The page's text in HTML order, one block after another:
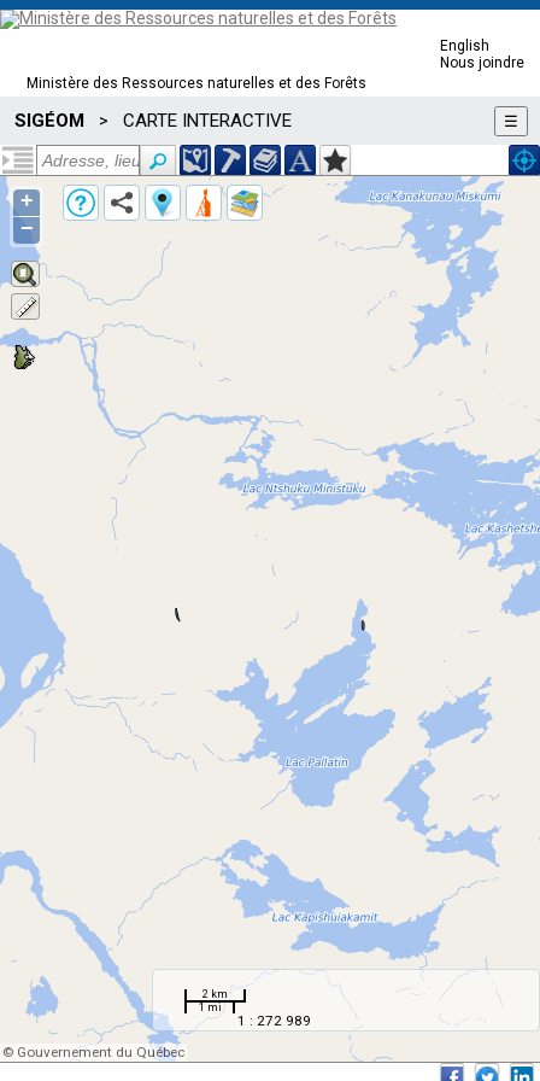
Ministère des Ressources naturelles et des Forêts
English
Nous joindre
SIGÉOM > CARTE INTERACTIVE ☰
2 km
1 mi
1 : 272 989
© Gouvernement du Québec
+
−